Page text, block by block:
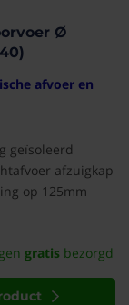
Ø
afvoer en
geïsoleerd
afzuigkap
op 125mm
gratis bezorgd